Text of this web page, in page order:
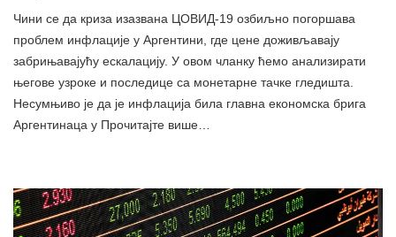
Чини се да криза изазвана ЦОВИД-19 озбиљно погоршава
проблем инфлације у Аргентини, где цене доживљавају
забрињавајућу ескалацију. У овом чланку ћемо анализирати
његове узроке и последице са монетарне тачке гледишта.
Несумњиво је да је инфлација била главна економска брига
Аргентинаца у Прочитајте више…